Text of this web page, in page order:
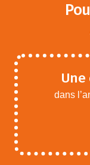
dans